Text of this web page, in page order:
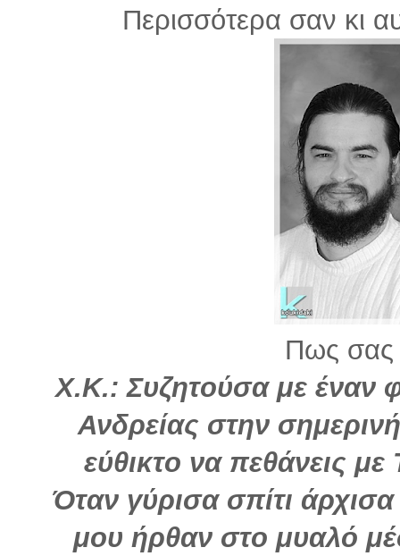
Περισσότερα σαν κι
Πως σας
Χ.Κ.: Συζητούσα με έναν
Ανδρείας στην
εύθικτο να πεθάνεις
Όταν γύρισα σπίτι
μου ήρθαν στο μυαλό